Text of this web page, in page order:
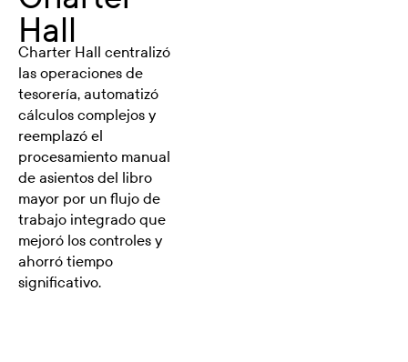
Hall
Charter Hall centralizó
las operaciones de
tesorería, automatizó
cálculos complejos y
reemplazó el
procesamiento manual
de asientos del libro
mayor por un flujo de
trabajo integrado que
mejoró los controles y
ahorró tiempo
significativo.